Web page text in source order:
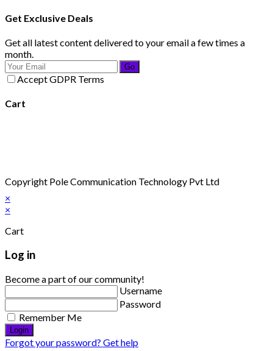
Get Exclusive Deals
Get all latest content delivered to your email a few times a
month.
Go
Accept GDPR Terms
Cart
Copyright Pole Communication Technology Pvt Ltd
×
×
Cart
Log in
Become a part of our community!
Username
Password
Remember Me
Login
Forgot your password? Get help